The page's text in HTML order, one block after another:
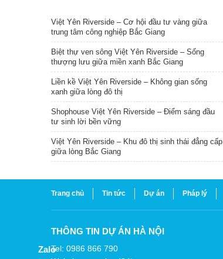
Việt Yên Riverside – Cơ hội đầu tư vàng giữa
trung tâm công nghiệp Bắc Giang
Biệt thự ven sông Việt Yên Riverside – Sống
thượng lưu giữa miền xanh Bắc Giang
Liền kề Việt Yên Riverside – Không gian sống
xanh giữa lòng đô thị
Shophouse Việt Yên Riverside – Điểm sáng đầu
tư sinh lời bền vững
Việt Yên Riverside – Khu đô thị sinh thái đẳng cấp
giữa lòng Bắc Giang
Trang chủ Tin tức Dự án Pháp lý
THÔNG TIN DỰ ÁN HÀ NỘI
Tel: 0986 866 790
Zalo